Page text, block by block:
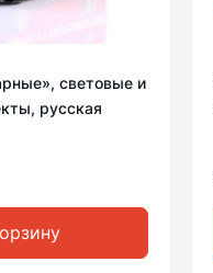
световые и
русская